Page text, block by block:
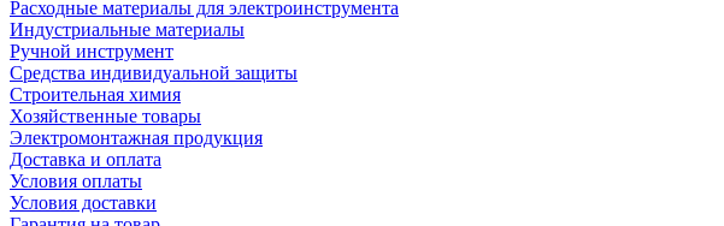
Расходные материалы для электроинструмента
Индустриальные материалы
Ручной инструмент
Средства индивидуальной защиты
Строительная химия
Хозяйственные товары
Электромонтажная продукция
Доставка и оплата
Условия оплаты
Условия доставки